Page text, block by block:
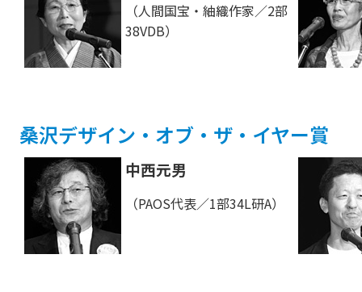
（人間国宝・紬織作家／2部
38VDB）
桑沢デザイン・オブ・ザ・イヤー賞
中西元男
（PAOS代表／1部34L研A）